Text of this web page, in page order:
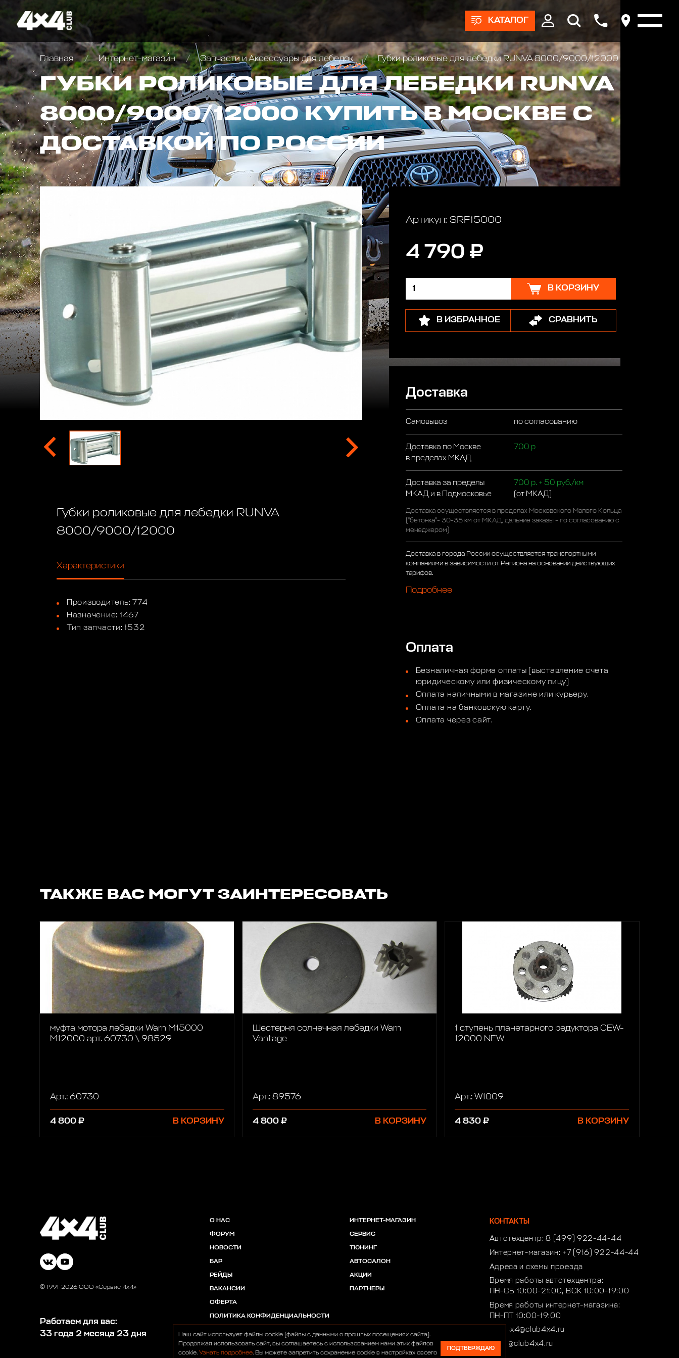
КАТАЛОГ
Главная Интернет-магазин Запчасти и Аксессуары для лебедок Губки роликовые для лебедки RUNVA 8000/9000/12000
ГУБКИ РОЛИКОВЫЕ ДЛЯ ЛЕБЕДКИ RUNVA
8000/9000/12000 КУПИТЬ В МОСКВЕ С
ДОСТАВКОЙ ПО РОССИИ
Губки роликовые для лебедки RUNVA
8000/9000/12000
Характеристики
Производитель: 774
Назначение: 1467
Тип запчасти: 1532
Артикул: SRF15000
4 790 ₽
В КОРЗИНУ
В ИЗБРАННОЕ СРАВНИТЬ
Доставка
Самовывоз по согласованию
Доставка по Москве
в пределах МКАД
700 р
Доставка за пределы
МКАД и в Подмосковье
700 р. + 50 руб./км
(от МКАД)
Доставка осуществляется в пределах Московского Малого Кольца
("бетонка"- 30-35 км от МКАД, дальние заказы - по согласованию с
менеджером)
Доставка в города России осуществляется транспортными
компаниями в зависимости от Региона на основании действующих
тарифов.
Подробнее
Оплата
Безналичная форма оплаты (выставление счета
юридическому или физическому лицу)
Оплата наличными в магазине или курьеру.
Оплата на банковскую карту.
Оплата через сайт.
ТАКЖЕ ВАС МОГУТ ЗАИНТЕРЕСОВАТЬ
муфта мотора лебедки Warn M15000
M12000 арт. 60730 \ 98529
Арт.: 60730
4 800 ₽ В КОРЗИНУ
Шестерня солнечная лебедки Warn
Vantage
Арт.: 89576
4 800 ₽ В КОРЗИНУ
1 ступень планетарного редуктора CEW-
12000 NEW
Арт.: W1009
4 830 ₽ В КОРЗИНУ
© 1991-2026 ООО «Сервис 4х4»
Работаем для вас:
33 года 2 месяца 23 дня
О НАС
ФОРУМ
НОВОСТИ
БАР
РЕЙДЫ
ВАКАНСИИ
ОФЕРТА
ПОЛИТИКА КОНФИДЕНЦИАЛЬНОСТИ
ИНТЕРНЕТ-МАГАЗИН
СЕРВИС
ТЮНИНГ
АВТОСАЛОН
АКЦИИ
ПАРТНЕРЫ
КОНТАКТЫ
Автотехцентр:8 (499) 922-44-44
Интернет-магазин: +7 (916) 922-44-44
Адреса и схемы проезда
Время работы автотехцентра:
ПН-СБ 10:00-21:00, ВСК 10:00-19:00
Время работы интернет-магазина:
ПН-ПТ 10:00-19:00
club4x4@club4x4.ru
shop@club4x4.ru
Наш сайт использует файлы cookie (файлы с данными о прошлых посещениях сайта).
Продолжая использовать сайт, вы соглашаетесь с использованием нами этих файлов
cookie. Узнать подробнее. Вы можете запретить сохранение cookie в настройках своего
ПОДТВЕРЖДАЮ